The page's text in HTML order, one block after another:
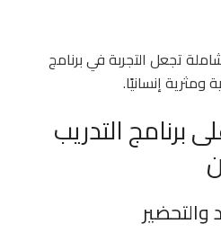
تجعل التجربة في برنامج
ومثرية إنسانيًا.
برنامج التدريب
والتحضير